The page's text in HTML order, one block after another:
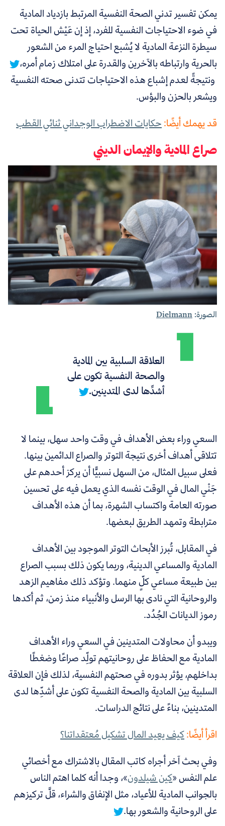
يمكن تفسير تدني الصحة النفسية المرتبط بازدياد المادية
في ضوء الاحتياجات النفسية للفرد، إذ إنعَيْش الحياة تحت
سيطرة النزعة المادية لا يُشبع احتياج المرء من الشعور
بالحرية وارتباطه بالآخرين والقدرة على امتلاك زمام أمره،
ونتيجةً لعدم إشباع هذه الاحتياجات تتدنى صحته النفسية
ويشعر بالحزن والبؤس.
قد يهمك أيضًا:حكايات الاضطراب الوجداني ثنائي القطب
صراع المادية والإيمان الديني
الصورة:Dielmann
العلاقة السلبية بين المادية
والصحة النفسية تكون على
أشدِّها لدى المتدينين.
السعي وراء بعض الأهداف في وقت واحد سهل، بينما لا
تتلاقى أهداف أخرى نتيجة التوتر والصراع الدائمين بينها.
فعلى سبيل المثال، من السهل نسبيًّا أن يركز أحدهم على
جَنْي المال في الوقت نفسه الذي يعمل فيه على تحسين
صورته العامة واكتساب الشهرة، بما أن هذه الأهداف
مترابطة وتمهد الطريق لبعضها.
في المقابل، تُبرز الأبحاث التوتر الموجود بين الأهداف
المادية والمساعي الدينية، وربما يكون ذلك بسبب الصراع
بين طبيعة مساعي كلٍّ منهما. وتؤكد ذلك مفاهيم الزهد
والروحانية التي نادى بها الرسل والأنبياء منذ زمن، ثم أكدها
رموز الديانات الجُدُد.
ويبدو أن محاولات المتدينين في السعي وراء الأهداف
المادية مع الحفاظ على روحانيتهم تولِّد صراعًا وضغطًا
بداخلهم، يؤثر بدوره في صحتهم النفسية، لذلك فإنالعلاقة
السلبية بين المادية والصحة النفسية تكون على أشدِّها لدى
المتدينين، بناءً على نتائج الدراسات.
اقرأ أيضًا:كيف يعيد المال تشكيل مُعتقداتنا؟
وفي بحث آخر أجراه كاتب المقال بالاشتراك مع أخصائي
علم النفس «كين شيلدون»، وجدا أنهكلما اهتم الناس
بالجوانب المادية للأعياد، مثل الإنفاق والشراء، قلَّ تركيزهم
على الروحانية والشعور بها.